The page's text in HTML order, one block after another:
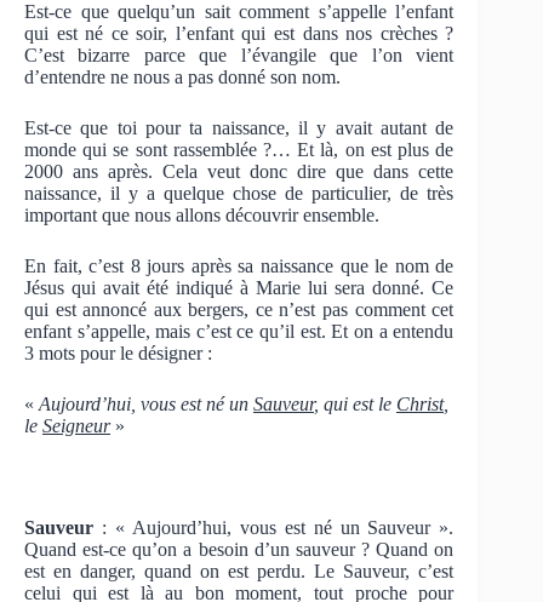
Est-ce que quelqu’un sait comment s’appelle l’enfant
qui est né ce soir, l’enfant qui est dans nos crèches ?
C’est bizarre parce que l’évangile que l’on vient
d’entendre ne nous a pas donné son nom.
Est-ce que toi pour ta naissance, il y avait autant de
monde qui se sont rassemblée ?… Et là, on est plus de
2000 ans après. Cela veut donc dire que dans cette
naissance, il y a quelque chose de particulier, de très
important que nous allons découvrir ensemble.
En fait, c’est 8 jours après sa naissance que le nom de
Jésus qui avait été indiqué à Marie lui sera donné. Ce
qui est annoncé aux bergers, ce n’est pas comment cet
enfant s’appelle, mais c’est ce qu’il est. Et on a entendu
3 mots pour le désigner :
« Aujourd’hui, vous est né un Sauveur, qui est le Christ,
le Seigneur»
Sauveur : « Aujourd’hui, vous est né un Sauveur ».
Quand est-ce qu’on a besoin d’un sauveur ? Quand on
est en danger, quand on est perdu. Le Sauveur, c’est
celui qui est là au bon moment, tout proche pour